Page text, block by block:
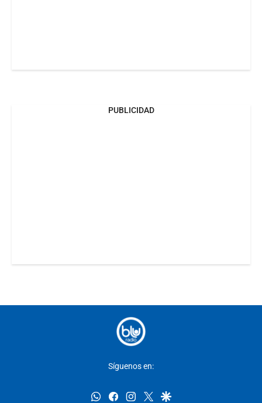
PUBLICIDAD
Síguenos en:
whatsappfacebookinstagram
twittergoogle